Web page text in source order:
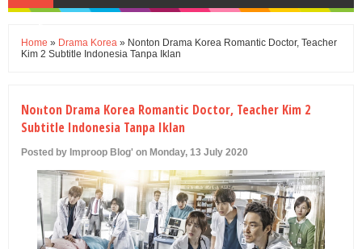
U
Home » Drama Korea » Nonton Drama Korea Romantic Doctor, Teacher
Kim 2 Subtitle Indonesia Tanpa Iklan
Nonton Drama Korea Romantic Doctor, Teacher Kim 2
Subtitle Indonesia Tanpa Iklan
Posted by Improop Blog' on Monday, 13 July 2020